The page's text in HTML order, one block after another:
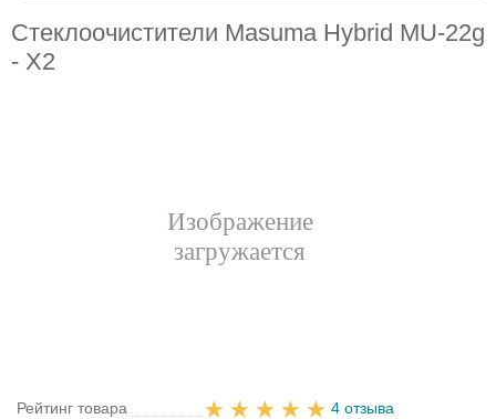
Стеклоочистители Masuma Hybrid MU-22g
- X2
Рейтинг товара
4 отзыва